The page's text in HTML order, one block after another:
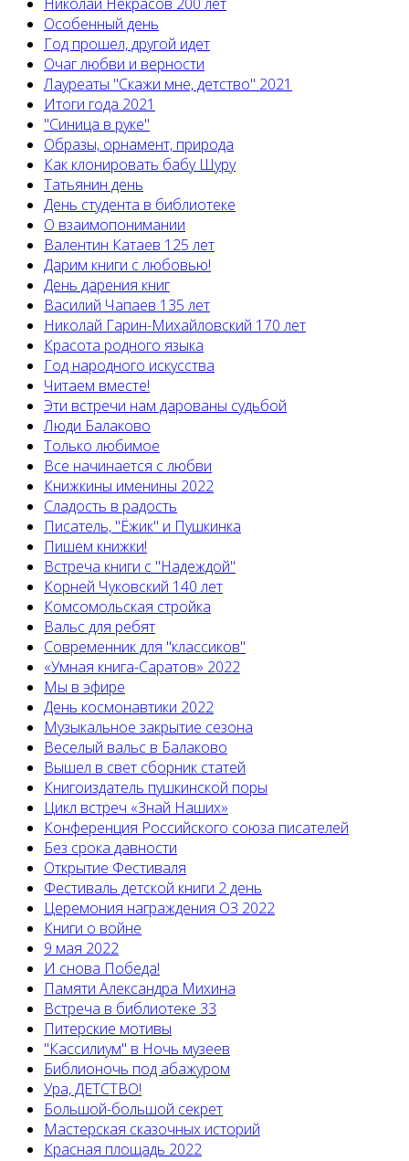
Особенный день
Год прошел, другой идет
Очаг любви и верности
Лауреаты "Скажи мне, детство" 2021
Итоги года 2021
"Синица в руке"
Образы, орнамент, природа
Как клонировать бабу Шуру
Татьянин день
День студента в библиотеке
О взаимопонимании
Валентин Катаев 125 лет
Дарим книги с любовью!
День дарения книг
Василий Чапаев 135 лет
Николай Гарин-Михайловский 170 лет
Красота родного языка
Год народного искусства
Читаем вместе!
Эти встречи нам дарованы судьбой
Люди Балаково
Только любимое
Все начинается с любви
Книжкины именины 2022
Сладость в радость
Писатель, "Ёжик" и Пушкинка
Пишем книжки!
Встреча книги с "Надеждой"
Корней Чуковский 140 лет
Комсомольская стройка
Вальс для ребят
Современник для "классиков"
«Умная книга-Саратов» 2022
Мы в эфире
День космонавтики 2022
Музыкальное закрытие сезона
Веселый вальс в Балаково
Вышел в свет сборник статей
Книгоиздатель пушкинской поры
Цикл встреч «Знай Наших»
Конференция Российского союза писателей
Без срока давности
Открытие Фестиваля
Фестиваль детской книги 2 день
Церемония награждения ОЗ 2022
Книги о войне
9 мая 2022
И снова Победа!
Памяти Александра Михина
Встреча в библиотеке 33
Питерские мотивы
"Кассилиум" в Ночь музеев
Библионочь под абажуром
Ура, ДЕТСТВО!
Большой-большой секрет
Мастерская сказочных историй
Красная площадь 2022